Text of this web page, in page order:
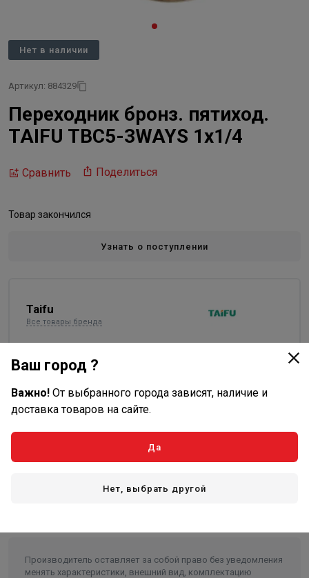
Нет в наличии
Артикул: 884329
Переходник бронз. пятиход.
TAIFU TBC5-3WAYS 1х1/4
Сравнить Поделиться
Товар закончился
Узнать о поступлении
Taifu
Все товары бренда
Описание
TAIFU TBC5-3WAYS LN
Пятиходовое соед, 1"х1/4"
Среда применения: вода
Рабочее давление: до 10 бар
Производитель оставляет за собой право без уведомления
менять характеристики, внешний вид, комплектацию
Ваш город ?
Важно! От выбранного города зависят, наличие и
доставка товаров на сайте.
Да
Нет, выбрать другой